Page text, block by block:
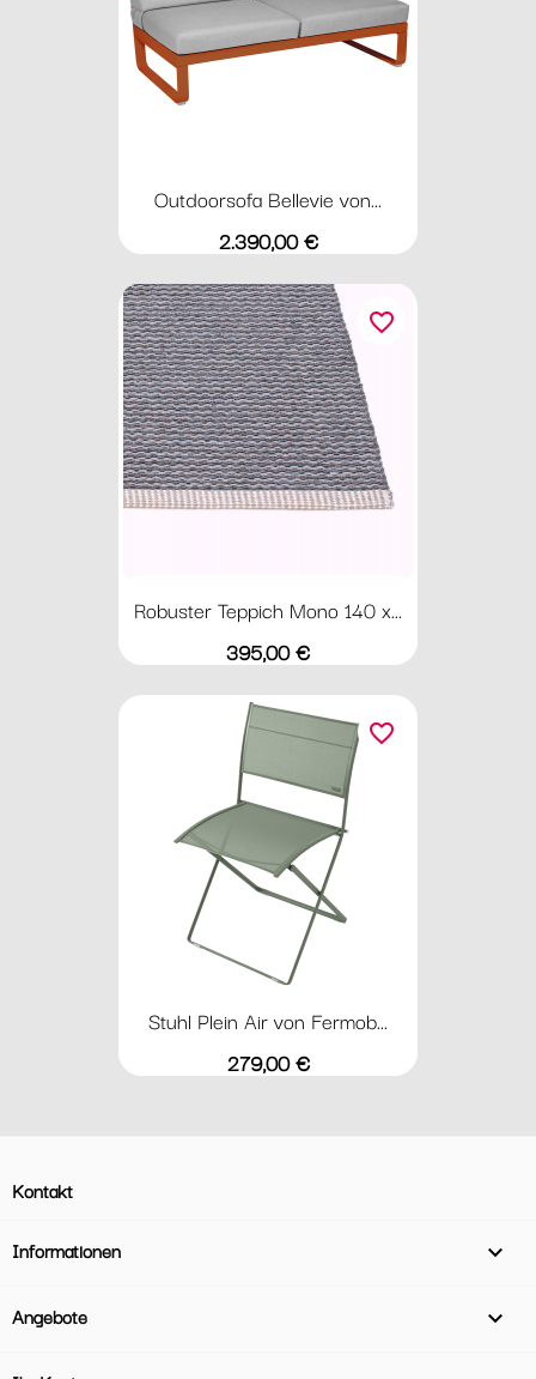
Outdoorsofa Bellevie von...
Preis
2.390,00 €
Robuster Teppich Mono 140 x...
Preis
395,00 €
favorite_border
Stuhl Plein Air von Fermob...
Preis
279,00 €
favorite_border
Kontakt
Informationen 
Angebote 